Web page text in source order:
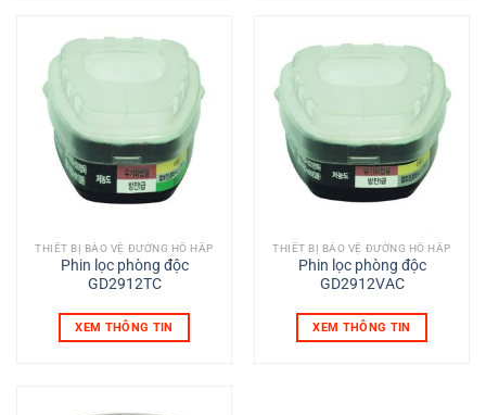
THIẾT BỊ BẢO VỆ ĐƯỜNG HÔ HẤP
Phin lọc phòng độc
GD2912TC
XEM THÔNG TIN
THIẾT BỊ BẢO VỆ ĐƯỜNG HÔ HẤP
Phin lọc phòng độc
GD2912VAC
XEM THÔNG TIN